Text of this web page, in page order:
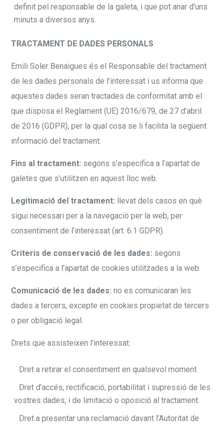
definit pel responsable de la galeta, i que pot anar d’uns
minuts a diversos anys.
TRACTAMENT DE DADES PERSONALS
Emili Soler Benaigues és el Responsable del tractament
de les dades personals de l’interessat i us informa que
aquestes dades seran tractades de conformitat amb el
que disposa el Reglament (UE) 2016/679, de 27 d’abril
de 2016 (GDPR), per la qual cosa se li facilita la següent
informació del tractament:
Fins al tractament: segons s’especifica a l’apartat de
galetes que s’utilitzen en aquest lloc web.
Legitimació del tractament: llevat dels casos en què
sigui necessari per a la navegació per la web, per
consentiment de l’interessat (art. 6.1 GDPR).
Criteris de conservació de les dades: segons
s’especifica a l’apartat de cookies utilitzades a la web.
Comunicació de les dades: no es comunicaran les
dades a tercers, excepte en cookies propietat de tercers
o per obligació legal.
Drets que assisteixen l’interessat:
Dret a retirar el consentiment en qualsevol moment.
Dret d’accés, rectificació, portabilitat i supressió de les
vostres dades, i de limitació o oposició al tractament.
Dret a presentar una reclamació davant l’Autoritat de